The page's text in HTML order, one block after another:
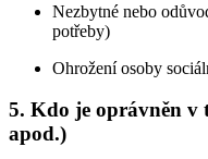
Nezbytné nebo
potřeby)
Ohrožení osoby
5. Kdo je oprávněn v
apod.)